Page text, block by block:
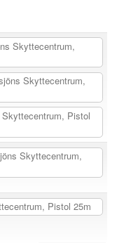
Skyttecentrum,
Skyttecentrum,
Pistol
Skyttecentrum,
Pistol 25m